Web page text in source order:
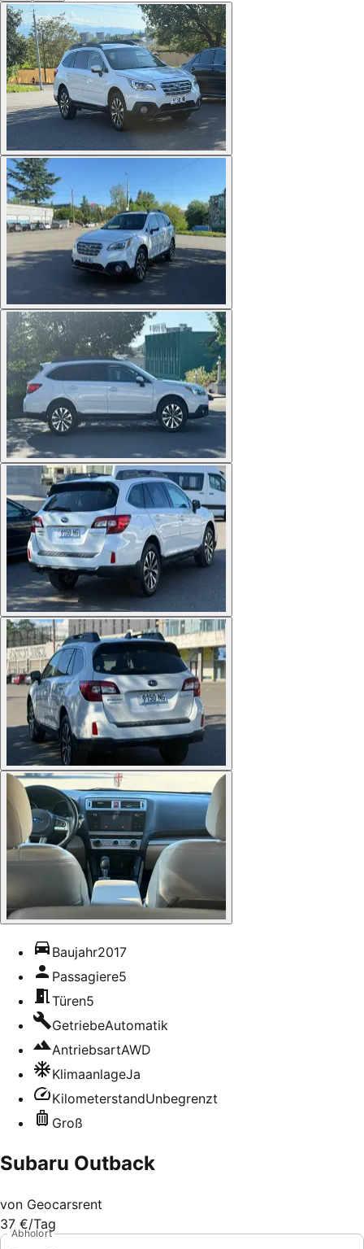
Baujahr2017
Passagiere5
Türen5
GetriebeAutomatik
AntriebsartAWD
KlimaanlageJa
KilometerstandUnbegrenzt
Groß
Subaru Outback
von Geocarsrent
37 €/Tag
Abholort